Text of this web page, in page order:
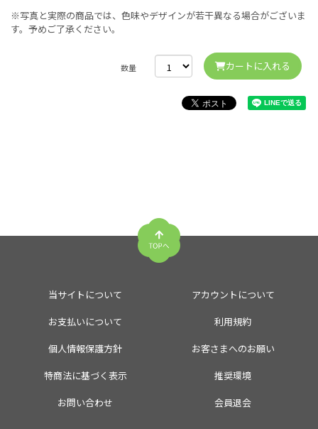
※写真と実際の商品では、色味やデザインが若干異なる場合がございま
す。予めご了承ください。
数量 カートに入れる
当サイトについて
アカウントについて
お支払いについて
利用規約
個人情報保護方針
お客さまへのお願い
特商法に基づく表示
推奨環境
お問い合わせ
会員退会